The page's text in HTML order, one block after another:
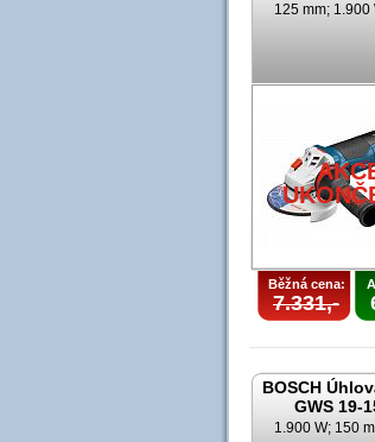
125 mm; 1.900
Běžná cena:
7.331,-
BOSCH
GWS 19-
1.900 W; 150